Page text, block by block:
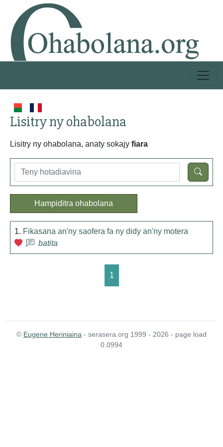
Lisitry ny ohabolana
Lisitry ny ohabolana, anaty sokajy fiara
Hampiditra ohabolana
1. Fikasana an'ny saofera fa ny didy an'ny motera
batita
1
© Eugene Heriniaina - serasera.org 1999 - 2026 - page load
0.0994